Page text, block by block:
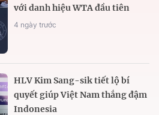
với danh hiệu WTA đầu tiên
4 ngày trước
HLV Kim Sang-sik tiết lộ bí
quyết giúp Việt Nam thắng đậm
Indonesia